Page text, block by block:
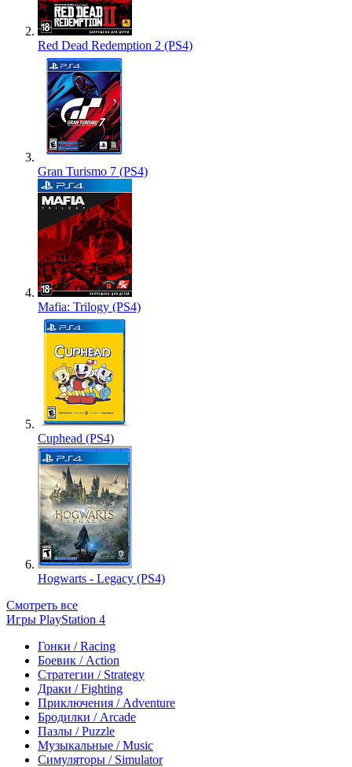
Red Dead Redemption 2 (PS4)
Gran Turismo 7 (PS4)
Mafia: Trilogy (PS4)
Cuphead (PS4)
Hogwarts - Legacy (PS4)
Смотреть все
Игры PlayStation 4
Гонки / Racing
Боевик / Action
Стратегии / Strategy
Драки / Fighting
Приключения / Adventure
Бродилки / Arcade
Пазлы / Puzzle
Музыкальные / Music
Симуляторы / Simulator